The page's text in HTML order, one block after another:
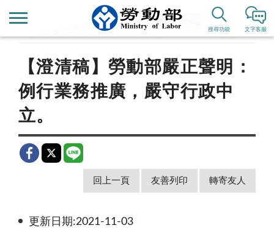
文字客服
搜尋功能
新聞公告 即時新聞澄清
【澄清稿】勞動部嚴正聲明：
例行業務推廣，嚴守行政中
立。
回上一頁 友善列印 轉寄友人
更新日期:2021-11-03